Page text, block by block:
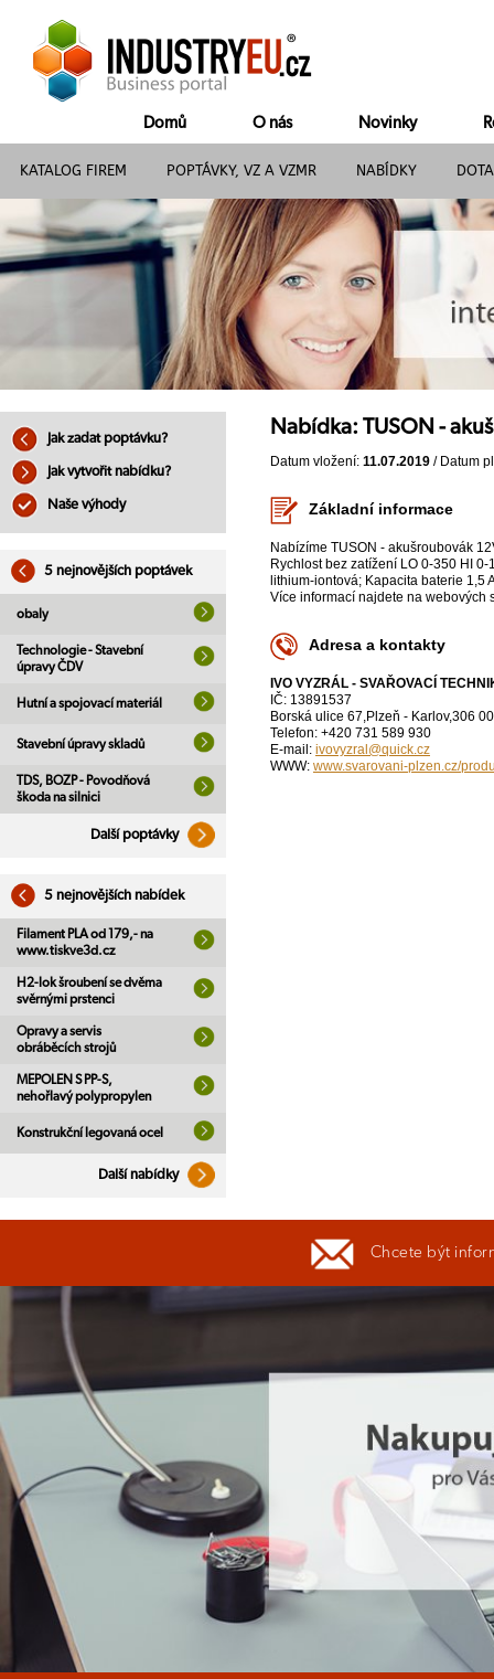
Domů O nás Novinky
KATALOG FIREM POPTÁVKY, VZ A VZMR NABÍDKY
Jak zadat poptávku?
Jak vytvořit nabídku?
Naše výhody
5 nejnovějších poptávek
obaly
Technologie - Stavební
úpravy ČDV
Hutní a spojovací materiál
Stavební úpravy skladů
TDS, BOZP - Povodňová
škoda na silnici
Další poptávky
5 nejnovějších nabídek
Filament PLA od 179,- na
www.tiskve3d.cz
H2-lok šroubení se dvěma
svěrnými prstenci
Opravy a servis
obráběcích strojů
MEPOLEN S PP-S,
nehořlavý polypropylen
Konstrukční legovaná ocel
Další nabídky
Nabídka: TUSON -
Datum vložení: 11.07.2019 / Datum
Základní informace
Nabízíme TUSON - akušroubovák
Rychlost bez zatížení LO 0-350 HI
lithium-iontová; Kapacita baterie 1,5
Více informací najdete na webových
Adresa a kontakty
IVO VYZRÁL - SVAŘOVACÍ
IČ: 13891537
Borská ulice 67,Plzeň - Karlov,306 00
Telefon: +420 731 589 930
E-mail: ivovyzral@quick.cz
WWW: www.svarovani-plzen.cz/
Chcete být